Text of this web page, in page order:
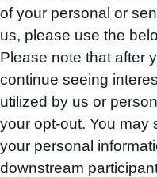
of your personal or
us, please use the
Please note that after
continue seeing
utilized by us or
your opt-out. You may
your personal
downstream